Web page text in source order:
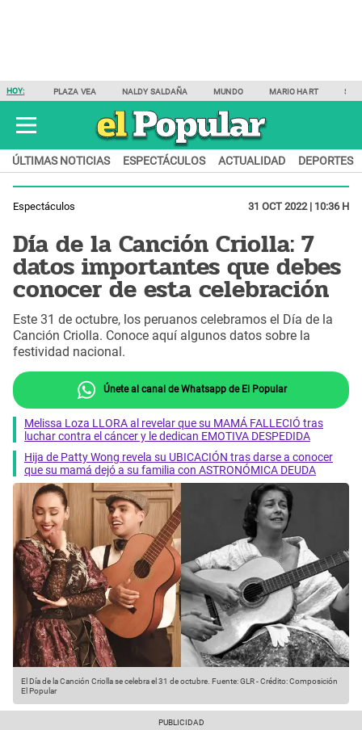
HOY: PLAZA VEA NALDY SALDAÑA MUNDO MARIO HART
ÚLTIMAS NOTICIAS ESPECTÁCULOS ACTUALIDAD DEPORTES
Espectáculos 31 OCT 2022 | 10:36 H
Día de la Canción Criolla: 7
datos importantes que debes
conocer de esta celebración
Este 31 de octubre, los peruanos celebramos el Día de la
Canción Criolla. Conoce aquí algunos datos sobre la
festividad nacional.
Únete al canal de Whatsapp de El Popular
Melissa Loza LLORA al revelar que su MAMÁ FALLECIÓ tras
luchar contra el cáncer y le dedican EMOTIVA DESPEDIDA
Hija de Patty Wong revela su UBICACIÓN tras darse a conocer
que su mamá dejó a su familia con ASTRONÓMICA DEUDA
El Día de la Canción Criolla se celebra el 31 de octubre. Fuente: GLR-Crédito: Composición
El Popular